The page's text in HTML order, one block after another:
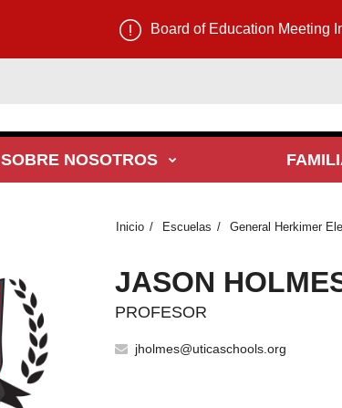
Board of Education Meeting
SOBRE NOSOTROS
Inicio Escuelas General Herkimer
JASON
PROFESOR
jholmes@uticaschools.org